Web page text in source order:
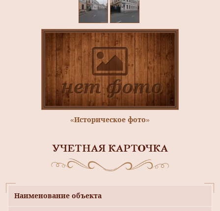
«Историческое фото»
УЧЕТНАЯ КАРТОЧКА
Наименование объекта